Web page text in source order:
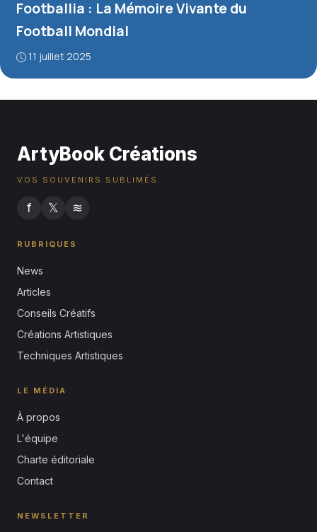
Footballia : La Mémoire Vivante du
Football Mondial
11 juillet 2025
ArtyBook Créations
VOS SOUVENIRS SUBLIMÉS
f 𝕏 ≋
RUBRIQUES
News
Articles
Conseils Créatifs
Créations Artistiques
Techniques Artistiques
LE MÉDIA
À propos
L'équipe
Charte éditoriale
Contact
NEWSLETTER